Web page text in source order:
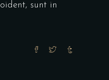
sunt in